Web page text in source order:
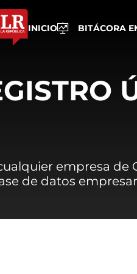
INICIO BITÁCORA
empresa de
de datos